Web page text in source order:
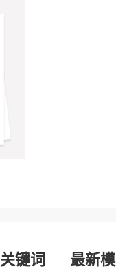
关键词 最新